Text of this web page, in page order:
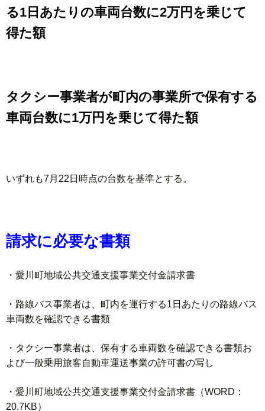
る1日あたりの車両台数に2万円を乗じて
得た額
タクシー事業者が町内の事業所で保有する
車両台数に1万円を乗じて得た額
いずれも7月22日時点の台数を基準とする。
請求に必要な書類
・愛川町地域公共交通支援事業交付金請求書
・路線バス事業者は、町内を運行する1日あたりの路線バス
車両数を確認できる書類
・タクシー事業者は、保有する車両数を確認できる書類お
よび一般乗用旅客自動車運送事業の許可書の写し
・愛川町地域公共交通支援事業交付金請求書（WORD：
20.7KB）